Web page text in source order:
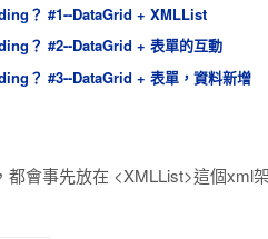
？ #1--DataGrid + XMLList
？ #2--DataGrid + 表單的互動
？ #3--DataGrid + 表單，資料新增
都會事先放在 <XMLList>這個xml